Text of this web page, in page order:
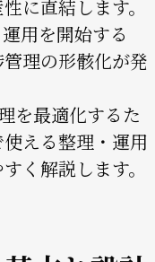
に直結します。
用を開始する
理の形骸化が発
を最適化するた
える整理・運用
く解説します。